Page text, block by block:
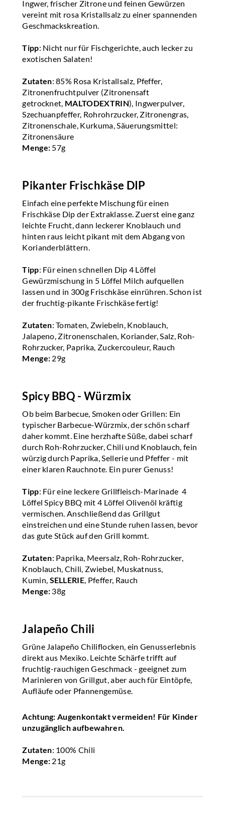
Ingwer, frischer Zitrone und feinen Gewürzen
vereint mit rosa Kristallsalz zu einer spannenden
Geschmackskreation.
Tipp: Nicht nur für Fischgerichte, auch lecker zu
exotischen Salaten!
Zutaten: 85% Rosa Kristallsalz, Pfeffer,
Zitronenfruchtpulver (Zitronensaft
getrocknet, MALTODEXTRIN), Ingwerpulver,
Szechuanpfeffer, Rohrohrzucker, Zitronengras,
Zitronenschale, Kurkuma, Säuerungsmittel:
Zitronensäure
Menge: 57g
Pikanter Frischkäse DIP
Einfach eine perfekte Mischung für einen
Frischkäse Dip der Extraklasse. Zuerst eine ganz
leichte Frucht, dann leckerer Knoblauch und
hinten raus leicht pikant mit dem Abgang von
Korianderblättern.
Tipp: Für einen schnellen Dip 4 Löffel
Gewürzmischung in 5 Löffel Milch aufquellen
lassen und in 300g Frischkäse einrühren. Schon ist
der fruchtig-pikante Frischkäse fertig!
Zutaten: Tomaten, Zwiebeln, Knoblauch,
Jalapeno, Zitronenschalen, Koriander, Salz, Roh-
Rohrzucker, Paprika, Zuckercouleur, Rauch
Menge: 29g
Spicy BBQ - Würzmix
Ob beim Barbecue, Smoken oder Grillen: Ein
typischer Barbecue-Würzmix, der schön scharf
daher kommt. Eine herzhafte Süße, dabei scharf
durch Roh-Rohrzucker, Chili und Knoblauch, fein
würzig durch Paprika, Sellerie und Pfeffer - mit
einer klaren Rauchnote. Ein purer Genuss!
Tipp: Für eine leckere Grillfleisch-Marinade 4
Löffel Spicy BBQ mit 4 Löffel Olivenöl kräftig
vermischen. Anschließend das Grillgut
einstreichen und eine Stunde ruhen lassen, bevor
das gute Stück auf den Grill kommt.
Zutaten: Paprika, Meersalz, Roh-Rohrzucker,
Knoblauch, Chili, Zwiebel, Muskatnuss,
Kumin, SELLERIE, Pfeffer, Rauch
Menge: 38g
Jalapeño Chili
Grüne Jalapeño Chiliflocken, ein Genusserlebnis
direkt aus Mexiko. Leichte Schärfe trifft auf
fruchtig-rauchigen Geschmack - geeignet zum
Marinieren von Grillgut, aber auch für Eintöpfe,
Aufläufe oder Pfannengemüse.
Achtung: Augenkontakt vermeiden! Für Kinder
unzugänglich aufbewahren.
Zutaten: 100% Chili
Menge: 21g